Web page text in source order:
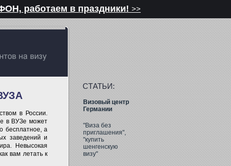
работаем в праздники! >>
в России.
в ВУЗе может
бесплатное, а
заведений и
Невысокая
вам летать к
СТАТЬИ:
Визовый центр
Германии
"Виза без
приглашения",
"купить
шенгенскую
визу"